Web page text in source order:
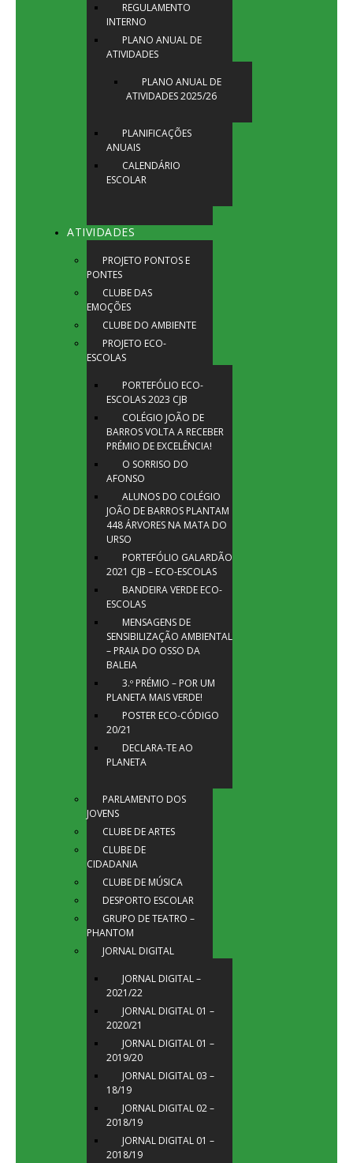
REGULAMENTO
INTERNO
PLANO ANUAL DE
ATIVIDADES
PLANO ANUAL DE
ATIVIDADES 2025/26
PLANIFICAÇÕES
ANUAIS
CALENDÁRIO
ESCOLAR
ATIVIDADES
PROJETO PONTOS E
PONTES
CLUBE DAS
EMOÇÕES
CLUBE DO AMBIENTE
PROJETO ECO-
ESCOLAS
PORTEFÓLIO ECO-
ESCOLAS 2023 CJB
COLÉGIO JOÃO DE
BARROS VOLTA A RECEBER
PRÉMIO DE EXCELÊNCIA!
O SORRISO DO
AFONSO
ALUNOS DO COLÉGIO
JOÃO DE BARROS PLANTAM
448 ÁRVORES NA MATA DO
URSO
PORTEFÓLIO GALARDÃO
2021 CJB – ECO-ESCOLAS
BANDEIRA VERDE ECO-
ESCOLAS
MENSAGENS DE
SENSIBILIZAÇÃO AMBIENTAL
– PRAIA DO OSSO DA
BALEIA
3.º PRÉMIO – POR UM
PLANETA MAIS VERDE!
POSTER ECO-CÓDIGO
20/21
DECLARA-TE AO
PLANETA
PARLAMENTO DOS
JOVENS
CLUBE DE ARTES
CLUBE DE
CIDADANIA
CLUBE DE MÚSICA
DESPORTO ESCOLAR
GRUPO DE TEATRO –
PHANTOM
JORNAL DIGITAL
JORNAL DIGITAL –
2021/22
JORNAL DIGITAL 01 –
2020/21
JORNAL DIGITAL 01 –
2019/20
JORNAL DIGITAL 03 –
18/19
JORNAL DIGITAL 02 –
2018/19
JORNAL DIGITAL 01 –
2018/19